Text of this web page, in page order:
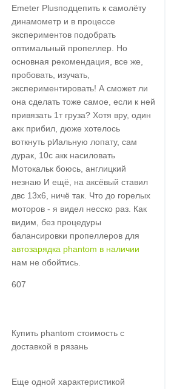
Emeter Plusподцепить к самолёту
динамометр и в процессе
экспериментов подобрать
оптимальный пропеллер. Но
основная рекомендация, все же,
пробовать, изучать,
экспериментировать! А сможет ли
она сделать тоже самое, если к ней
привязать 1т груза? Хотя вру, один
акк прибил, дюже хотелось
воткнуть рИальную лопату, сам
дурак, 10с акк насиловать
Мотокальк боюсь, англицкий
незнаю И ещё, на аксёвый ставил
двс 13х6, ничё так. Что до горелых
моторов - я видел несско раз. Как
видим, без процедуры
балансировки пропеллеров для
автозарядка phantom в наличии
нам не обойтись.
607
Купить phantom стоимость с
доставкой в рязань
Еще одной характеристикой